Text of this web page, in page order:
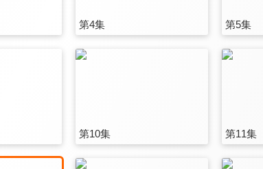
第4集 第5集
第10集 第11集